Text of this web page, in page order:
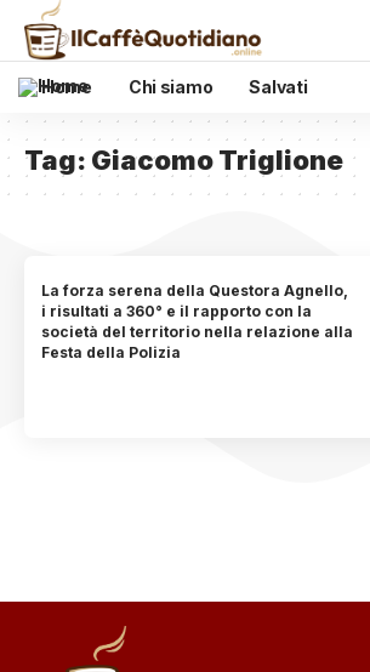
Home Chi siamo Salvati
Tag: Giacomo Triglione
La forza serena della Questora Agnello,
i risultati a 360° e il rapporto con la
società del territorio nella relazione alla
Festa della Polizia